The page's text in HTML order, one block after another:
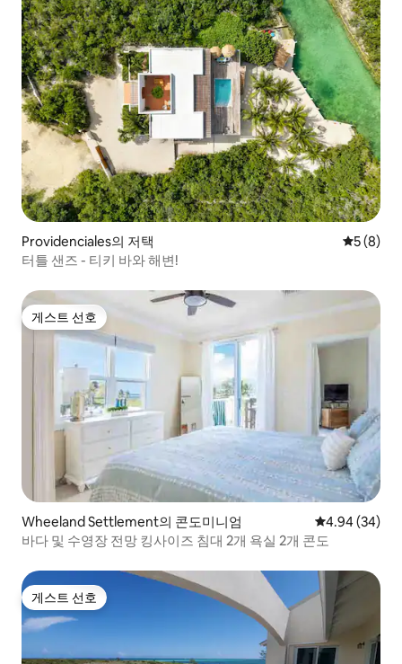
Providenciales의 저택 평점 5점
5 (8)
터틀 샌즈 - 티키 바와 해변!
게스트 선호
게스트 선호
Wheeland Settlement의 콘도미니엄 평점 4.94점(5
4.94 (34)
바다 및 수영장 전망 킹사이즈 침대 2개 욕실 2개 콘도
게스트 선호
게스트 선호